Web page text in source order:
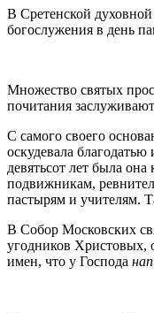
В Сретенской
богослужения в день
Множество святых
почитания
С самого своего
оскудевала
девятьсот лет была
подвижникам,
пастырям и учителям.
В Собор Московских
угодников Христовых,
имен, что у Господа